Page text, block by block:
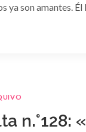
ya son amantes. Él
n.°128: